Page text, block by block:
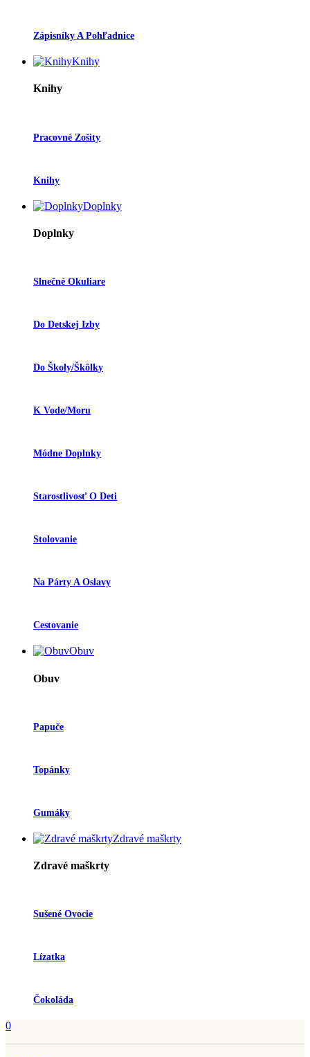
Zápisníky A Pohľadnice
Knihy
Knihy
Pracovné Zošity
Knihy
Doplnky
Doplnky
Slnečné Okuliare
Do Detskej Izby
Do Školy/škôlky
K Vode/moru
Módne Doplnky
Starostlivosť O Deti
Stolovanie
Na Párty A Oslavy
Cestovanie
Obuv
Obuv
Papuče
Topánky
Gumáky
Zdravé maškrty
Zdravé maškrty
Sušené Ovocie
Lízatka
Čokoláda
0